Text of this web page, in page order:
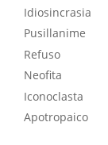
Idiosincrasia
Pusillanime
Refuso
Neofita
Iconoclasta
Apotropaico